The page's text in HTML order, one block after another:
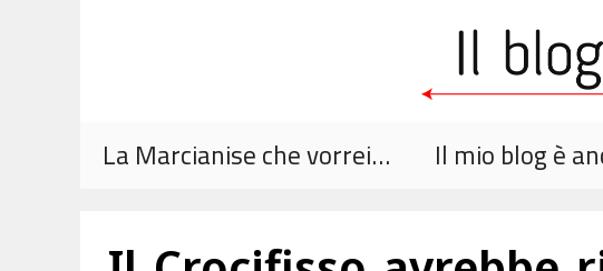
La Marcianise che vorrei… Il mio blog è